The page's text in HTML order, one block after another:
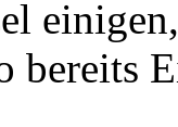
bereits